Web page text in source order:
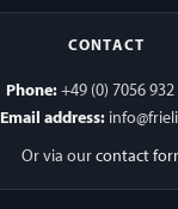
CONTACT
Phone: +49 (0) 7056 932
Email address:
Or via our contact